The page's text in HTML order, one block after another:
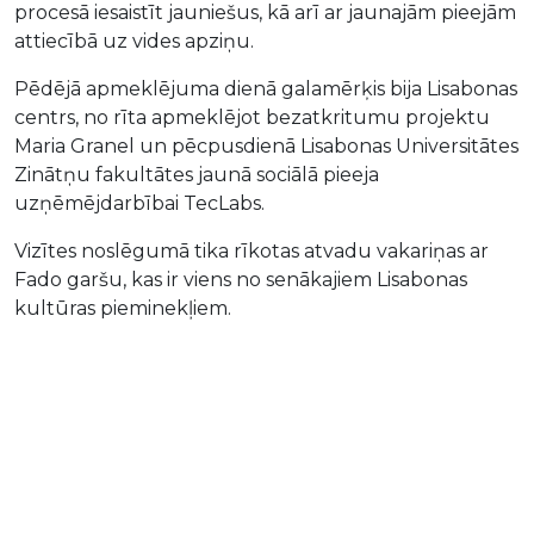
procesā iesaistīt jauniešus, kā arī ar jaunajām pieejām
attiecībā uz vides apziņu.
Pēdējā apmeklējuma dienā galamērķis bija Lisabonas
centrs, no rīta apmeklējot bezatkritumu projektu
Maria Granel un pēcpusdienā Lisabonas Universitātes
Zinātņu fakultātes jaunā sociālā pieeja
uzņēmējdarbībai TecLabs.
Vizītes noslēgumā tika rīkotas atvadu vakariņas ar
Fado garšu, kas ir viens no senākajiem Lisabonas
kultūras pieminekļiem.